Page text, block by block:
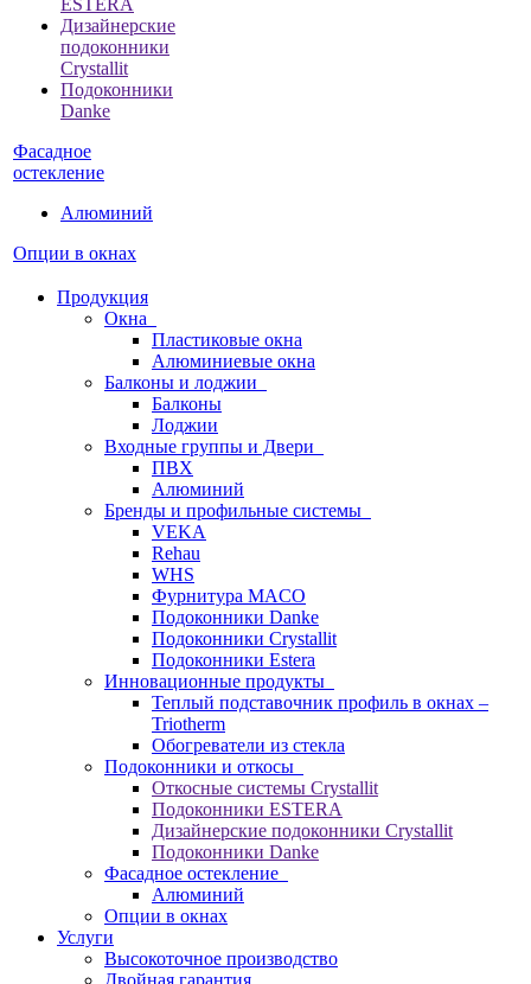
ESTERA
Дизайнерские
подоконники
Crystallit
Подоконники
Danke
Фасадное
остекление
Алюминий
Опции в окнах
Продукция
Окна
Пластиковые окна
Алюминиевые окна
Балконы и лоджии
Балконы
Лоджии
Входные группы и Двери
ПВХ
Алюминий
Бренды и профильные системы
VEKA
Rehau
WHS
Фурнитура MACO
Подоконники Danke
Подоконники Crystallit
Подоконники Estera
Инновационные продукты
Теплый подставочник профиль в окнах –
Triotherm
Обогреватели из стекла
Подоконники и откосы
Откосные системы Crystallit
Подоконники ESTERA
Дизайнерские подоконники Crystallit
Подоконники Danke
Фасадное остекление
Алюминий
Опции в окнах
Услуги
Высокоточное производство
Двойная гарантия